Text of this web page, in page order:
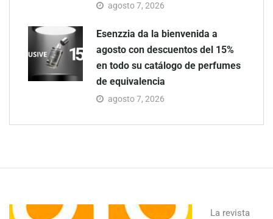
agosto 7, 2026
Esenzzia da la bienvenida a
agosto con descuentos del 15%
en todo su catálogo de perfumes
de equivalencia
agosto 7, 2026
La revista